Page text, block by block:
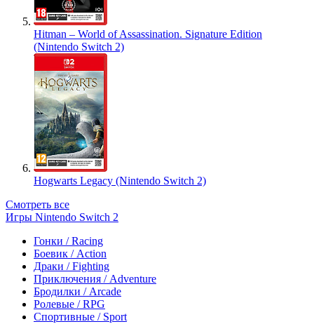
Hitman – World of Assassination. Signature Edition
(Nintendo Switch 2)
Hogwarts Legacy (Nintendo Switch 2)
Смотреть все
Игры Nintendo Switch 2
Гонки / Racing
Боевик / Action
Драки / Fighting
Приключения / Adventure
Бродилки / Arcade
Ролевые / RPG
Спортивные / Sport